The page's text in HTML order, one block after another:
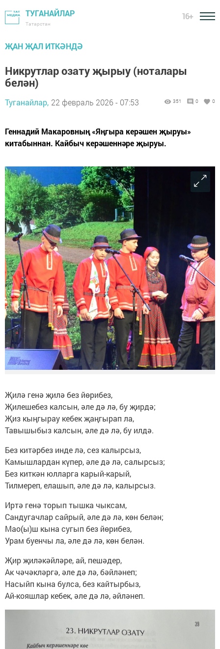
ТУГАНАЙЛАР
Татарстан
16+
ҖАН ҖАЛ ИТКӘНДӘ
Никрутлар озату җырыу (ноталары
белән)
Туганайлар, 22 февраль 2026 - 07:53 351 0 0
Геннадий Макаровның «Яңгыра керәшен җыруы»
китабыннан. Кайбыч керәшеннәре җыруы.
Җилә генә җилә без йөрибез,
Җилешебез калсын, әле дә лә, бу җирдә;
Җиз кыңгырау кебек җаңгырап ла,
Тавышыбыз калсын, әле дә лә, бу илдә.
Без китәрбез инде лә, сез калырсыз,
Камышлардан күпер, әле дә лә, салырсыз;
Без киткән юлларга карый-карый,
Тилмереп, елашып, әле дә лә, калырсыз.
Иртә генә торып тышка чыксам,
Сандугачлар сайрый, әле дә лә, көн белән;
Мао(ы)ш кына сугып без йөрибез,
Урам буенчы ла, әле дә лә, көн белән.
Җир җиләкәйләре, ай, пешәдер,
Ак чәчәкләргә, әле дә лә, бәйләнеп;
Насыйп кына булса, без кайтырбыз,
Ай-кояшлар кебек, әле дә лә, әйләнеп.